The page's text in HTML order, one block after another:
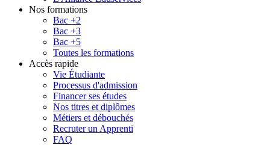
Nos formations
Bac +2
Bac +3
Bac +5
Toutes les formations
Accès rapide
Vie Étudiante
Processus d'admission
Financer ses études
Nos titres et diplômes
Métiers et débouchés
Recruter un Apprenti
FAQ